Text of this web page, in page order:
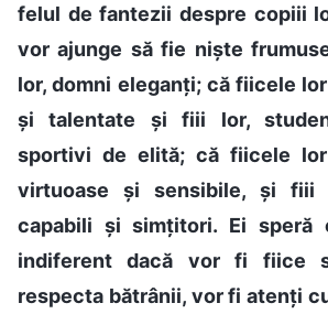
felul de fantezii despre copiii
vor ajunge să fie niște
lor, domni eleganți; că fiicele
și talentate și fiii lor,
sportivi de elită; că fiicele
virtuoase și sensibile, și fiii
capabili și simțitori. Ei speră
indiferent dacă vor fi fiice
respecta bătrânii, vor fi atenți